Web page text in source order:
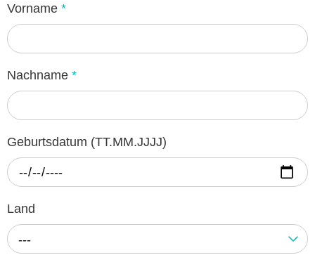
Vorname *
Nachname *
Geburtsdatum (TT.MM.JJJJ)
Land
---